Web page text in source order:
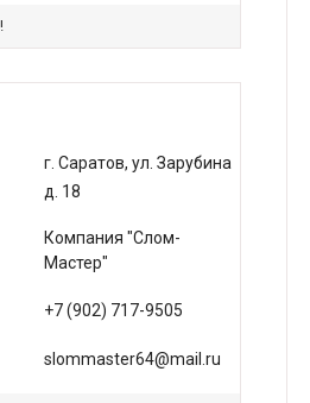
г. Саратов, ул. Зарубина
д. 18
Компания "Слом-
Мастер"
+7 (902) 717-9505
slommaster64@mail.ru